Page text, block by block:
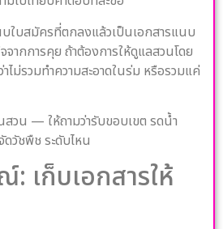
บสมัครที่ตกลงแล้วเป็นเอกสารแนบ
ากการคุย ถ้าต้องการให้ดูแลสวนโดย
ไม่รวมทำความสะอาดในร่ม หรือรวมแค่
สวน — ให้ถามว่ารับขอบเขต รดน้ำ
ดวัชพืช ระดับไหน
เก็บเอกสารให้